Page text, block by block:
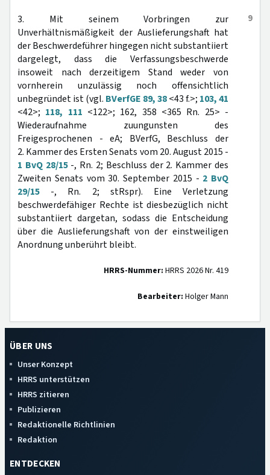
9
3. Mit seinem Vorbringen zur
Unverhältnismäßigkeit der Auslieferungshaft hat
der Beschwerdeführer hingegen nicht substantiiert
dargelegt, dass die Verfassungsbeschwerde
insoweit nach derzeitigem Stand weder von
vornherein unzulässig noch offensichtlich
unbegründet ist (vgl. BVerfGE 89, 38<43 f.>; 103, 41
<42>; 118, 111 <122>; 162, 358 <365 Rn. 25> -
Wiederaufnahme zuungunsten des
Freigesprochenen - eA; BVerfG, Beschluss der
2. Kammer des Ersten Senats vom 20. August 2015 -
1 BvQ 28/15-, Rn. 2; Beschluss der 2. Kammer des
Zweiten Senats vom 30. September 2015 - 2 BvQ
29/15 -, Rn. 2; stRspr). Eine Verletzung
beschwerdefähiger Rechte ist diesbezüglich nicht
substantiiert dargetan, sodass die Entscheidung
über die Auslieferungshaft von der einstweiligen
Anordnung unberührt bleibt.
HRRS-Nummer: HRRS 2026 Nr. 419
Bearbeiter: Holger Mann
ÜBER UNS
Unser Konzept
HRRS unterstützen
HRRS zitieren
Publizieren
Redaktionelle Richtlinien
Redaktion
ENTDECKEN